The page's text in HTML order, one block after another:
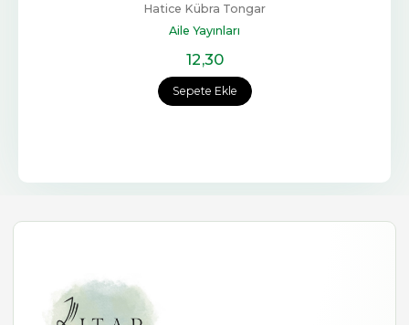
Sepete Ekle
Hatice Kübra Tongar
Aile Yayınları
12,30